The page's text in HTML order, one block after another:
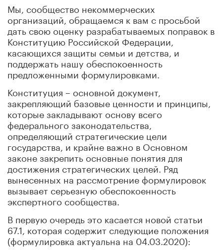
Мы, сообщество некоммерческих
организаций, обращаемся к вам с просьбой
дать свою оценку разрабатываемых поправок в
Конституцию Российской Федерации,
касающихся защиты семьи и детства, и
поддержать нашу обеспокоенность
предложенными формулировками.
Конституция – основной документ,
закрепляющий базовые ценности и принципы,
которые закладывают основу всего
федерального законодательства,
определяющий стратегические цели
государства, и крайне важно в Основном
законе закрепить основные понятия для
достижения стратегических целей. Ряд
вынесенных на рассмотрение формулировок
вызывает серьезную обеспокоенность
экспертного сообщества.
В первую очередь это касается новой статьи
67.1, которая содержит следующие положения
(формулировка актуальна на 04.03.2020):